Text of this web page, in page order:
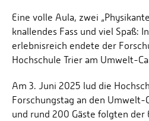
Eine volle Aula, zwei
knallendes Fass und viel Spaß:
erlebnisreich endete der
Hochschule Trier am Umwelt-
Am 3. Juni 2025 lud die
Forschungstag an den Umwelt-
und rund 200 Gäste folgten der